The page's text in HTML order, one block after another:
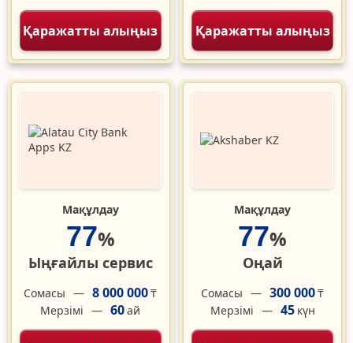
Қаражатты алыңыз Қаражатты алыңыз
Мақұлдау
77%
Ыңғайлы сервис
Сомасы 8 000 000₸
Мерзімі
60ай
Мақұлдау
77%
Оңай
Сомасы 300 000₸
Мерзімі
45 күн